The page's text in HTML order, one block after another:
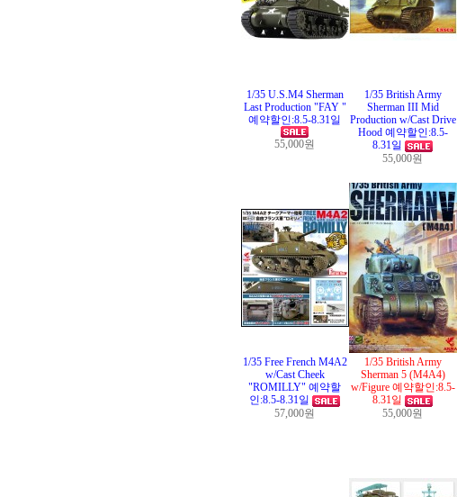
1/35 U.S.M4 Sherman
Last Production "FAY "
예약할인:8.5-8.31일
55,000원
1/35 British Army
Sherman III Mid
Production w/Cast Drive
Hood 예약할인:8.5-
8.31일
55,000원
1/35 Free French M4A2
w/Cast Cheek
"ROMILLY" 예약할
인:8.5-8.31일
57,000원
1/35 British Army
Sherman 5 (M4A4)
w/Figure 예약할인:8.5-
8.31일
55,000원